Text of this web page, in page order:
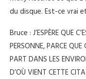
du disque. Est-ce vrai
Bruce : J’ESPÈRE QUE
PERSONNE, PARCE QUE
PART DANS LES
D’OÙ VIENT CETTE